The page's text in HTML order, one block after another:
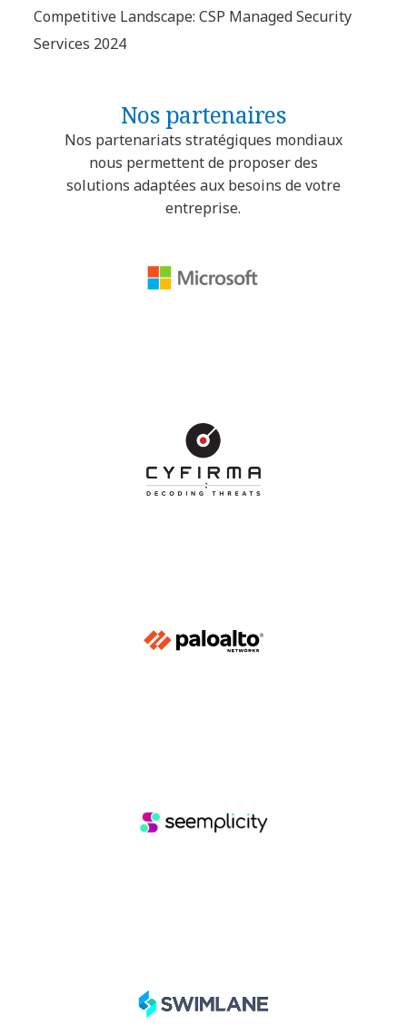
Competitive Landscape: CSP Managed Security
Services 2024
Nos partenaires
Nos partenariats stratégiques mondiaux
nous permettent de proposer des
solutions adaptées aux besoins de votre
entreprise.